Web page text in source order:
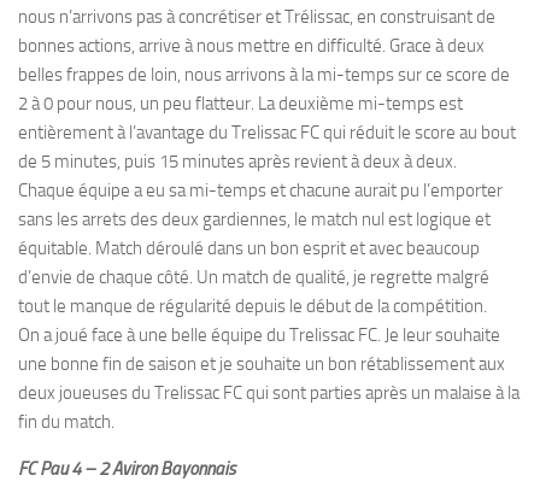
nous n’arrivons pas à concrétiser et Trélissac, en construisant de
bonnes actions, arrive à nous mettre en difficulté. Grace à deux
belles frappes de loin, nous arrivons à la mi-temps sur ce score de
2 à 0 pour nous, un peu flatteur. La deuxième mi-temps est
entièrement à l’avantage du Trelissac FC qui réduit le score au bout
de 5 minutes, puis 15 minutes après revient à deux à deux.
Chaque équipe a eu sa mi-temps et chacune aurait pu l’emporter
sans les arrets des deux gardiennes, le match nul est logique et
équitable. Match déroulé dans un bon esprit et avec beaucoup
d’envie de chaque côté. Un match de qualité, je regrette malgré
tout le manque de régularité depuis le début de la compétition.
On a joué face à une belle équipe du Trelissac FC. Je leur souhaite
une bonne fin de saison et je souhaite un bon rétablissement aux
deux joueuses du Trelissac FC qui sont parties après un malaise à la
fin du match.
FC Pau 4 – 2 Aviron Bayonnais